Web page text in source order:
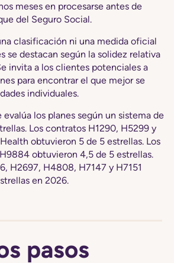
meses en procesarse antes de
del Seguro Social.
clasificación ni una medida oficial
se destacan según la solidez relativa
invita a los clientes potenciales a
para encontrar el que mejor se
individuales.
evalúa los planes según un sistema de
Los contratos H1290, H5299 y
obtuvieron 5 de 5 estrellas. Los
obtuvieron 4,5 de 5 estrellas.
H2697, H4808, H7147 y H7151
en 2026.
pasos